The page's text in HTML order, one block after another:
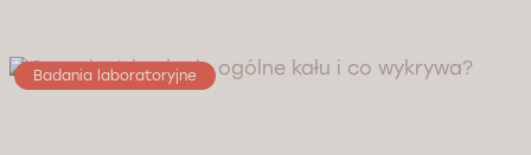
Badania laboratoryjne